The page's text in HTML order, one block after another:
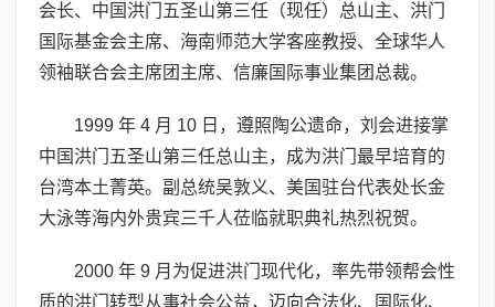
会长、中国洪门五圣山第三任（现任）总山主、洪门
国际基金会主席、海南师范大学客座教授、全球华人
领袖联合会主席团主席、信廉国际事业集团总裁。
1999 年 4 月 10 日，遵照陶公遗命，刘会进接掌
中国洪门五圣山第三任总山主，成为洪门最早培育的
台湾本土菁英。副总统吴敦义、美国驻台代表处长金
大泳等海内外贵宾三千人莅临就职典礼热烈祝贺。
2000 年 9 月为促进洪门现代化，率先带领帮会性
质的洪门转型从事社会公益，迈向合法化、国际化、